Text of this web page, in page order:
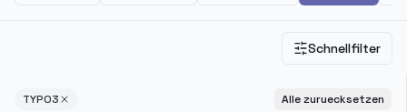
Schnellfilter
TYPO3 Alle zuruecksetzen